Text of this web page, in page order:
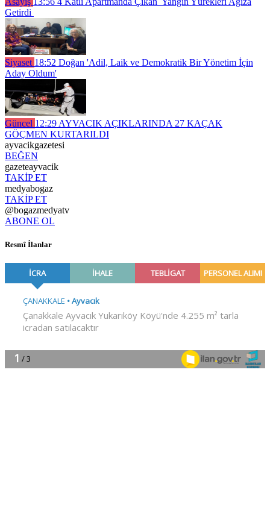
Getirdi
Siyaset 18:52 Doğan 'Adil, Laik ve Demokratik Bir Yönetim İçin
Aday Oldum'
Güncel 12:29 AYVACIK AÇIKLARINDA 27 KAÇAK
GÖÇMEN KURTARILDI
ayvacikgazetesi
BEĞEN
gazeteayvacik
TAKİP ET
medyabogaz
TAKİP ET
@bogazmedyatv
ABONE OL
Resmî İlanlar